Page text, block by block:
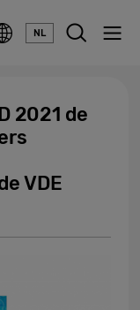
NL
2021 de
VDE